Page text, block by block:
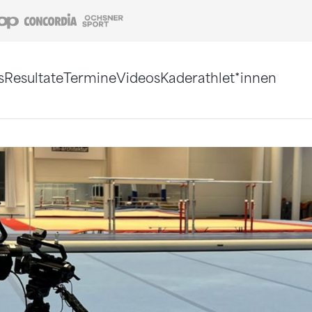
Coop Concordia
ResultateTermineVideosKaderathlet*innen